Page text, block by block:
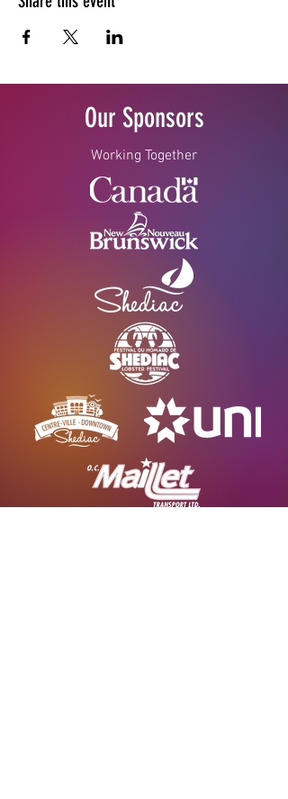
Our Sponsors
Working Together